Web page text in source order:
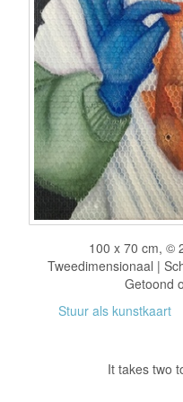
100 x 70 cm, ©
Tweedimensionaal |
Getoond
Stuur als kunstkaart
It takes two